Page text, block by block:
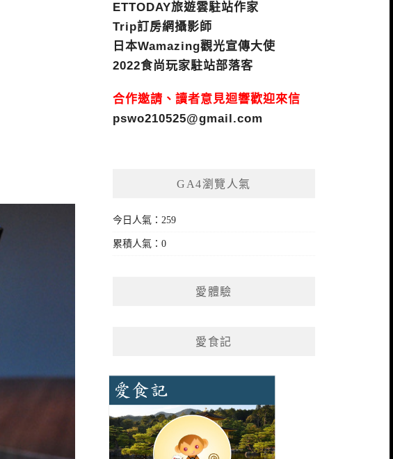
ETTODAY旅遊雲駐站作家
Trip訂房網攝影師
日本Wamazing觀光宣傳大使
2022食尚玩家駐站部落客
合作邀請、讀者意見迴響歡迎來信
pswo210525@gmail.com
GA4瀏覽人氣
今日人氣：259
累積人氣：0
愛體驗
愛食記